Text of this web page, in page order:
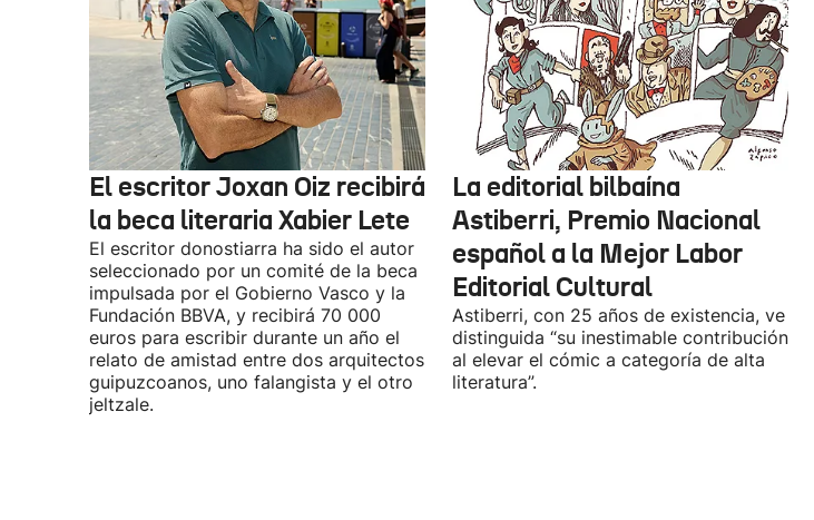
El escritor Joxan Oiz recibirá
la beca literaria Xabier Lete
El escritor donostiarra ha sido el autor
seleccionado por un comité de la beca
impulsada por el Gobierno Vasco y la
Fundación BBVA, y recibirá 70 000
euros para escribir durante un año el
relato de amistad entre dos arquitectos
guipuzcoanos, uno falangista y el otro
jeltzale.
La editorial bilbaína
Astiberri, Premio Nacional
español a la Mejor Labor
Editorial Cultural
Astiberri, con 25 años de existencia, ve
distinguida “su inestimable contribución
al elevar el cómic a categoría de alta
literatura”.